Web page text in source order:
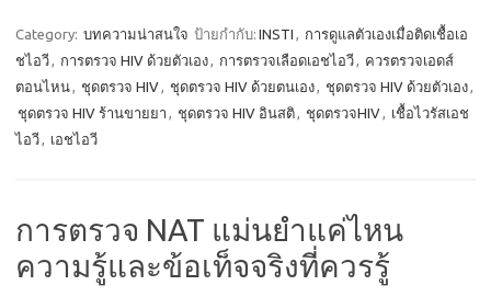
Category: บทความน่าสนใจ ป้ายกำกับ: INSTI , การดูแลตัวเองเมื่อติดเชื้อเอ
ชไอวี, การตรวจ HIV ด้วยตัวเอง, การตรวจเลือดเอชไอวี, ควรตรวจเอดส์
ตอนไหน, ชุดตรวจ HIV, ชุดตรวจ HIV ด้วยตนเอง, ชุดตรวจ HIV ด้วยตัวเอง,
ชุดตรวจ HIV ร้านขายยา , ชุดตรวจ HIV อินสติ, ชุดตรวจHIV, เชื้อไวรัสเอช
ไอวี, เอชไอวี
การตรวจ NAT แม่นยำแค่ไหน
ความรู้และข้อเท็จจริงที่ควรรู้